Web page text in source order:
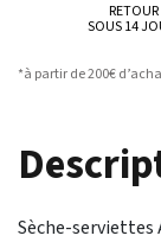
RETOUR
SOUS 14
*à partir de 200€
Sèche-serviettes